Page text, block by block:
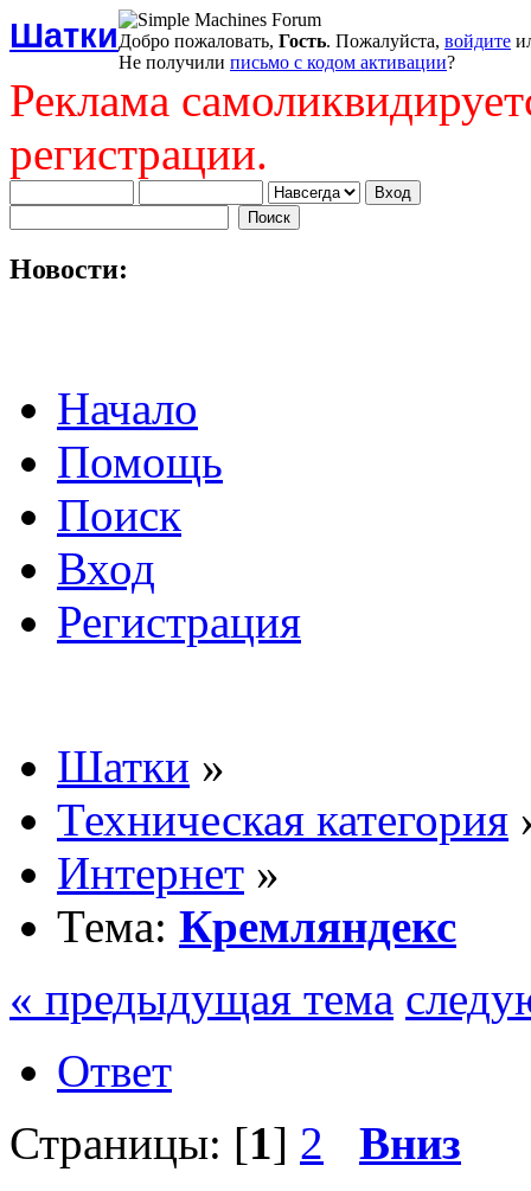
ШаткиДобро пожаловать, Гость. Пожалуйста, войдите
Не получили письмо с кодом активации?
Реклама
регистрации.
Новости:
Начало
Помощь
Поиск
Вход
Регистрация
Шатки »
Техническая категория
Интернет »
Тема: Кремляндекс
« предыдущая тема
Ответ
Страницы: [1] 2 Вниз